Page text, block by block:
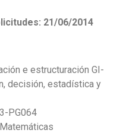
21/06/2014
e estructuración GI-
decisión, estadística y
PG064